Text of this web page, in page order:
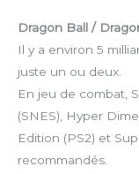
Dragon Ball /
Il y a environ 5
juste un ou deux.
En jeu de combat,
(SNES), Hyper
Edition (PS2) et
recommandés.